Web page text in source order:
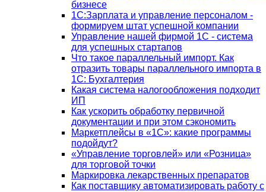
бизнесе
1C:Зарплата и управление персоналом -
формируем штат успешной компании
Управление нашей фирмой 1C - система
для успешных стартапов
Что такое параллельный импорт. Как
отразить товары параллельного импорта в
1С: Бухгалтерия
Какая система налогообложения подходит
ИП
Как ускорить обработку первичной
документации и при этом сэкономить
Маркетплейсы в «1С»: какие программы
подойдут?
«Управление торговлей» или «Розница»
для торговой точки
Маркировка лекарственных препаратов
Как поставщику автоматизировать работу с